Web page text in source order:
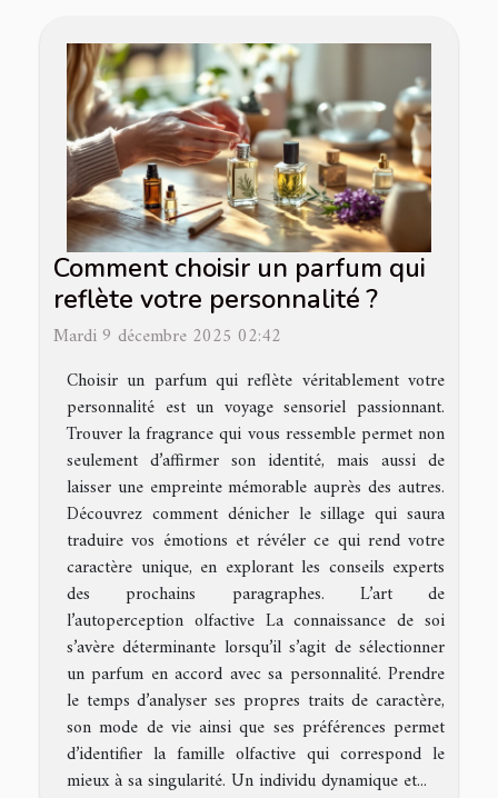
Comment choisir un parfum qui
reflète votre personnalité ?
Mardi 9 décembre 2025 02:42
Choisir un parfum qui reflète véritablement votre
personnalité est un voyage sensoriel passionnant.
Trouver la fragrance qui vous ressemble permet non
seulement d’affirmer son identité, mais aussi de
laisser une empreinte mémorable auprès des autres.
Découvrez comment dénicher le sillage qui saura
traduire vos émotions et révéler ce qui rend votre
caractère unique, en explorant les conseils experts
des prochains paragraphes. L’art de
l’autoperception olfactive La connaissance de soi
s’avère déterminante lorsqu’il s’agit de sélectionner
un parfum en accord avec sa personnalité. Prendre
le temps d’analyser ses propres traits de caractère,
son mode de vie ainsi que ses préférences permet
d’identifier la famille olfactive qui correspond le
mieux à sa singularité. Un individu dynamique et...